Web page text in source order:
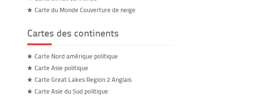
Carte du Monde Couverture de neige
Cartes des continents
Carte Nord amérique politique
Carte Asie politique
Carte Great Lakes Region 2 Anglais
Carte Asie du Sud politique